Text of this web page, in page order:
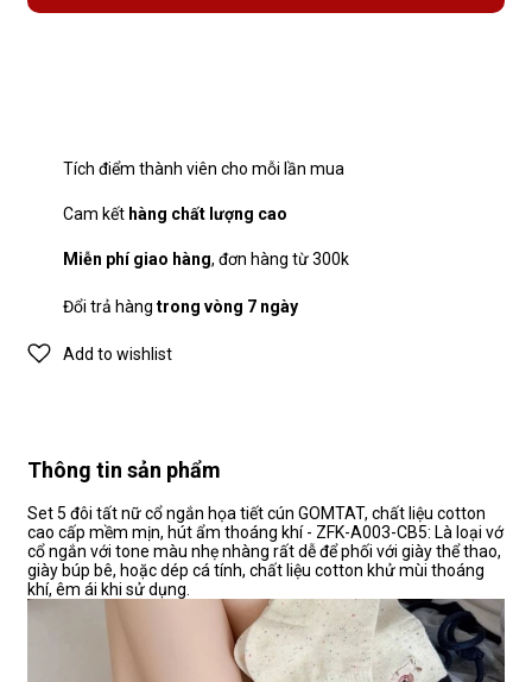
Cam kết hàng chất lượng cao
Miễn phí giao hàng, đơn hàng từ 300k
Đổi trả hàng trong vòng 7 ngày
Add to wishlist
Tích điểm thành viên cho mỗi lần mua
Thông tin sản phẩm
Set 5 đôi tất nữ cổ ngắn họa tiết cún GOMTAT, chất liệu cotton
cao cấp mềm mịn, hút ẩm thoáng khí - ZFK-A003-CB5: Là loại vớ
cổ ngắn với tone màu nhẹ nhàng rất dễ để phối với giày thể thao,
giày búp bê, hoặc dép cá tính, chất liệu cotton khử mùi thoáng
khí, êm ái khi sử dụng.